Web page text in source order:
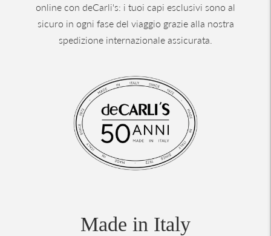
online con deCarli's: i tuoi capi esclusivi sono al
sicuro in ogni fase del viaggio grazie alla nostra
spedizione internazionale assicurata.
Made in Italy